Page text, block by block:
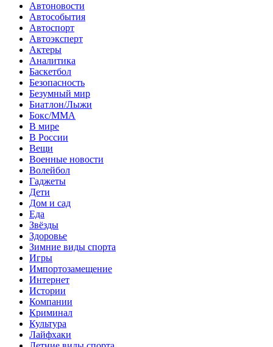
Автоновости
Автособытия
Автоспорт
Автоэксперт
Актеры
Аналитика
Баскетбол
Безопасность
Безумный мир
Биатлон/Лыжи
Бокс/MMA
В мире
В России
Вещи
Военные новости
Волейбол
Гаджеты
Дети
Дом и сад
Еда
Звёзды
Здоровье
Зимние виды спорта
Игры
Импортозамещение
Интернет
Истории
Компании
Криминал
Культура
Лайфхаки